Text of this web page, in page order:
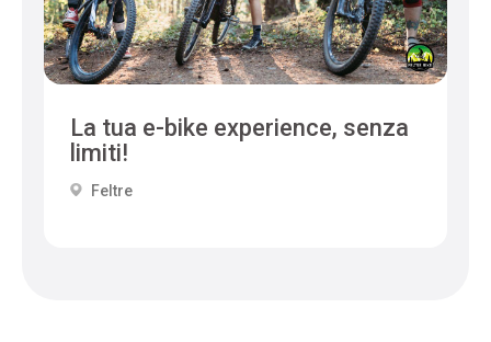
La tua e-bike experience, senza
limiti!
Feltre